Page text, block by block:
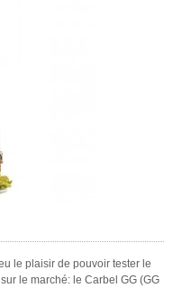
le plaisir de pouvoir tester le
le marché: le Carbel GG (GG